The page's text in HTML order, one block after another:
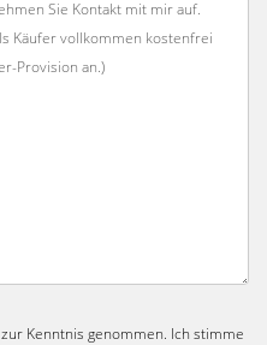
zur Kenntnis genommen. Ich stimme